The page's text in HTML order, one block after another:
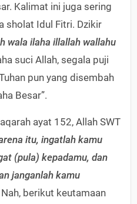
Kalimat ini juga sering
sholat Idul Fitri. Dzikir
wala ilaha illallah wallahu
suci Allah, segala puji
pun yang disembah
Besar”.
ayat 152, Allah SWT
itu, ingatlah kamu
(pula) kepadamu, dan
janganlah kamu
Nah, berikut keutamaan